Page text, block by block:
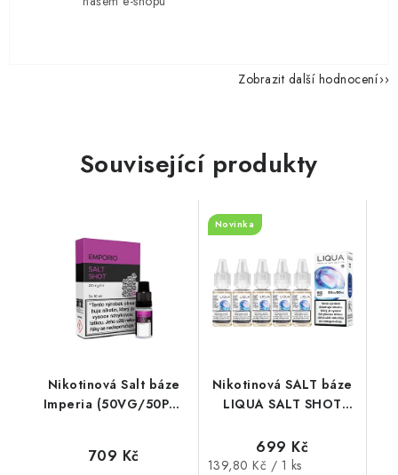
Zobrazit další hodnocení
Související produkty
Nikotinová Salt báze
Imperia (50VG/50PG)
709 Kč
Nikotinová SALT báze
LIQUA SALT SHOT
/ 15mg
Novinka
699 Kč
Měrná
139,80 Kč / 1 ks